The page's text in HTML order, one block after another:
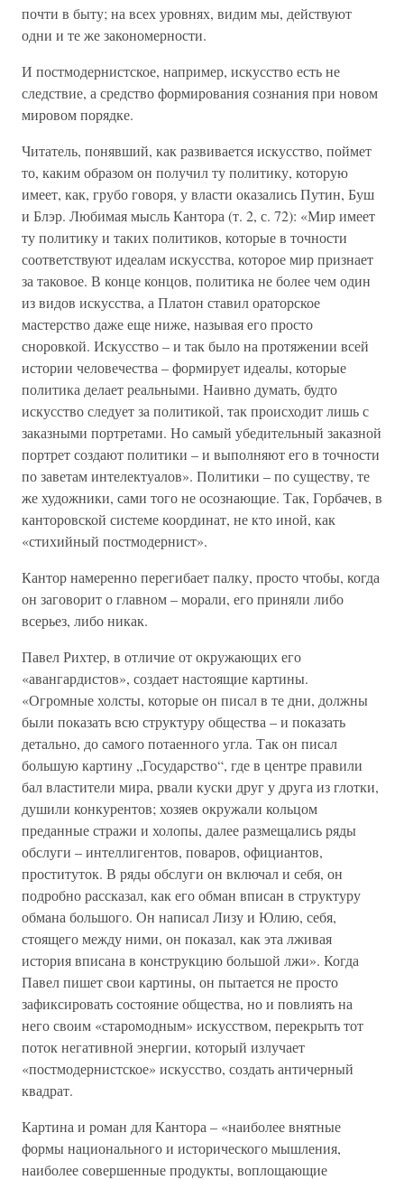
почти в быту; на всех уровнях, видим мы, действуют
одни и те же закономерности.
И постмодернистское, например, искусство есть не
следствие, а средство формирования сознания при новом
мировом порядке.
Читатель, понявший, как развивается искусство, поймет
то, каким образом он получил ту политику, которую
имеет, как, грубо говоря, у власти оказались Путин, Буш
и Блэр. Любимая мысль Кантора (т. 2, с. 72): «Мир имеет
ту политику и таких политиков, которые в точности
соответствуют идеалам искусства, которое мир признает
за таковое. В конце концов, политика не более чем один
из видов искусства, а Платон ставил ораторское
мастерство даже еще ниже, называя его просто
сноровкой. Искусство – и так было на протяжении всей
истории человечества – формирует идеалы, которые
политика делает реальными. Наивно думать, будто
искусство следует за политикой, так происходит лишь с
заказными портретами. Но самый убедительный заказной
портрет создают политики – и выполняют его в точности
по заветам интелектуалов». Политики – по существу, те
же художники, сами того не осознающие. Так, Горбачев, в
канторовской системе координат, не кто иной, как
«стихийный постмодернист».
Кантор намеренно перегибает палку, просто чтобы, когда
он заговорит о главном – морали, его приняли либо
всерьез, либо никак.
Павел Рихтер, в отличие от окружающих его
«авангардистов», создает настоящие картины.
«Огромные холсты, которые он писал в те дни, должны
были показать всю структуру общества – и показать
детально, до самого потаенного угла. Так он писал
большую картину „Государство“, где в центре правили
бал властители мира, рвали куски друг у друга из глотки,
душили конкурентов; хозяев окружали кольцом
преданные стражи и холопы, далее размещались ряды
обслуги – интеллигентов, поваров, официантов,
проституток. В ряды обслуги он включал и себя, он
подробно рассказал, как его обман вписан в структуру
обмана большого. Он написал Лизу и Юлию, себя,
стоящего между ними, он показал, как эта лживая
история вписана в конструкцию большой лжи». Когда
Павел пишет свои картины, он пытается не просто
зафиксировать состояние общества, но и повлиять на
него своим «старомодным» искусством, перекрыть тот
поток негативной энергии, который излучает
«постмодернистское» искусство, создать античерный
квадрат.
Картина и роман для Кантора – «наиболее внятные
формы национального и исторического мышления,
наиболее совершенные продукты, воплощающие